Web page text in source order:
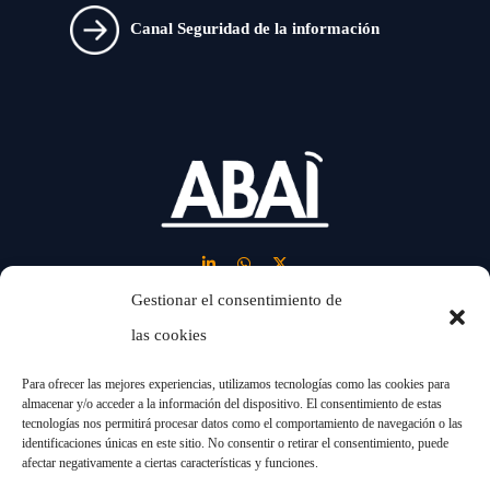
Gestionar el consentimiento de
las cookies
Para ofrecer las mejores experiencias, utilizamos tecnologías como las cookies para
almacenar y/o acceder a la información del dispositivo. El consentimiento de estas
tecnologías nos permitirá procesar datos como el comportamiento de navegación o las
identificaciones únicas en este sitio. No consentir o retirar el consentimiento, puede
afectar negativamente a ciertas características y funciones.
Canal Seguridad de la información
LINKS
Nosotros
Retos
Industrias
Proyectos